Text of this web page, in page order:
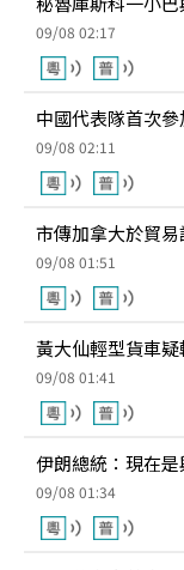
09/08 02:17
中國代表隊首次
09/08 02:11
市傳加拿大於貿
09/08 01:51
黃大仙輕型貨車
09/08 01:41
伊朗總統：現在是
09/08 01:34